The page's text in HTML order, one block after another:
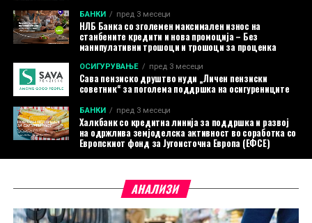
БАНКИ пред 3 месеци
НЛБ Банка со зголемен максимален износ на
станбените кредити и нова промоција – Без
манипулативни трошоци и трошоци за проценка
ОСИГУРУВАЊЕ пред 3 месеци
Сава пензиско друштво нуди „Личен пензиски
советник“ за поголема поддршка на осигурениците
БАНКИ пред 3 месеци
Халкбанк со кредитна линија за поддршка и развој
на одржлива земјоделска активност во соработка со
Европскиот фонд за Југоисточна Европа (ЕФСЕ)
АНАЛИЗИ